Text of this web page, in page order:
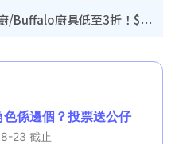
廚具優惠｜普樂氏/意美廚/Buffalo廚具低至3折！$89起買煎鍋／炒鑊／個人鍋 同場小家電激減至$99起